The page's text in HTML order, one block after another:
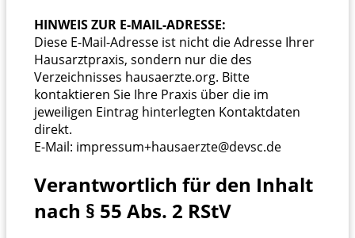
HINWEIS ZUR E-MAIL-ADRESSE:
Diese E-Mail-Adresse ist nicht die Adresse Ihrer
Hausarztpraxis, sondern nur die des
Verzeichnisses hausaerzte.org. Bitte
kontaktieren Sie Ihre Praxis über die im
jeweiligen Eintrag hinterlegten Kontaktdaten
direkt.
E-Mail: impressum+hausaerzte@devsc.de
Verantwortlich für den Inhalt
nach § 55 Abs. 2 RStV